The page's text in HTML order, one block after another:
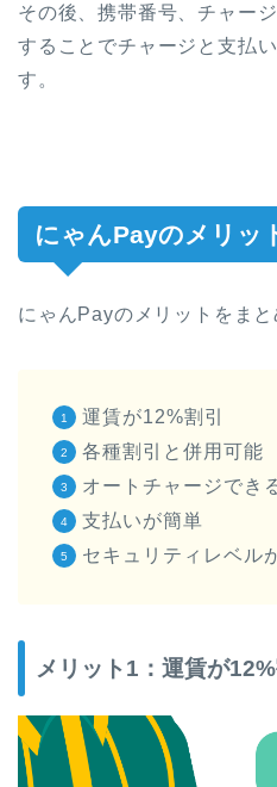
その後、携帯番号、チャー
することでチャージと支払
す。
にゃんPayのメリッ
にゃんPayのメリットをまと
運賃が12%割引
各種割引と併用可能
オートチャージでき
支払いが簡単
セキュリティレベル
メリット1：運賃が12%